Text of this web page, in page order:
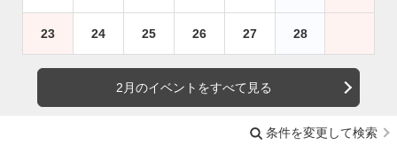
23 24 25 26 27 28
2月のイベントをすべて見る
条件を変更して検索